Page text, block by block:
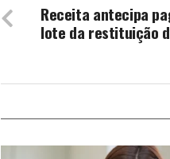
Receita antecipa
lote da restituição